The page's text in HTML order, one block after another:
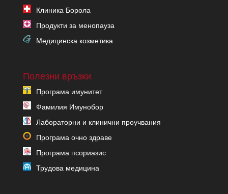
Клиника Борола
Продукти за менопауза
Медицинска козметика
Полезни връзки
Програма имунитет
Фамилия Имунобор
Лабораторни и клинични проучвания
Програма очно здраве
Програма псориазис
Трудова медицина